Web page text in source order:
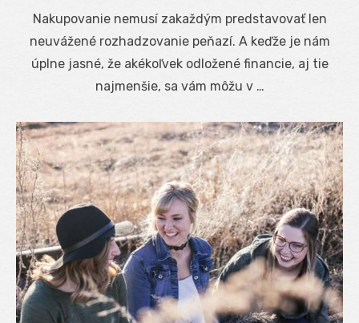
Nakupovanie nemusí zakaždým predstavovať len
neuvážené rozhadzovanie peňazí. A keďže je nám
úplne jasné, že akékoľvek odložené financie, aj tie
najmenšie, sa vám môžu v …